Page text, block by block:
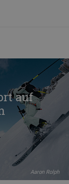
auf
Aaron Rolph